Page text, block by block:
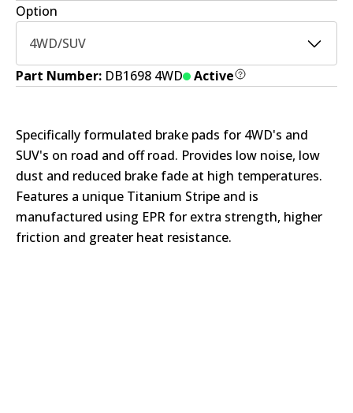
Option
4WD/SUV
Part Number: DB1698 4WD Active
Specifically formulated brake pads for 4WD's and
SUV's on road and off road. Provides low noise, low
dust and reduced brake fade at high temperatures.
Features a unique Titanium Stripe and is
manufactured using EPR for extra strength, higher
friction and greater heat resistance.